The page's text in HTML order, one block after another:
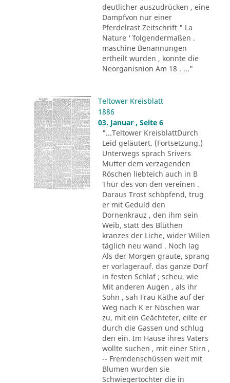
deutlicher auszudrücken , eine
Dampfvon nur einer
Pferdelrast Zeitschrift " La
Nature '´ folgendermaßen .
maschine Benannungen
ertheilt wurden , konnte die
Neorganisnion Am 18 . ..."
Teltower Kreisblatt
1886
03. Januar , Seite 6
"...Teltower KreisblattDurch
Leid geläutert. (Fortsetzung.)
Unterwegs sprach Srivers
Mutter dem verzagenden
Röschen liebteich auch in B
Thür des von den vereinen .
Daraus Trost schöpfend, trug
er mit Geduld den
Dornenkrauz , den ihm sein
Weib, statt des Blüthen
kranzes der Liche, wider Willen
täglich neu wand . Noch lag
Als der Morgen graute, sprang
er vorlagerauf. das ganze Dorf
in festen Schlaf ; scheu, wie
Mit anderen Augen , als ihr
Sohn , sah Frau Käthe auf der
Weg nach K er Nöschen war
zu, mit ein Geächteter, eilte er
durch die Gassen und schlug
den ein. Im Hause ihres Vaters
wollte suchen , mit einer Stirn ,
-- Fremdenschüssen weit mit
Blumen wurden sie
Schwiegertochter die in